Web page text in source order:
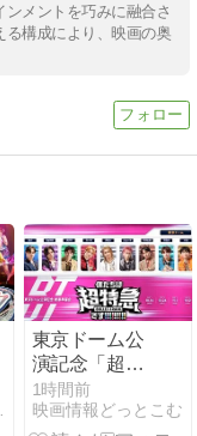
メントを巧みに融合さ
構成により、映画の奥
東京ドーム公
演記念「超特
急」乗車準備
会@映画館
1時間前
映画情報どっとこむ